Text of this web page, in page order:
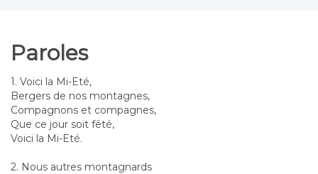
Paroles
1. Voici la Mi-Eté,
Bergers de nos montagnes,
Compagnons et compagnes,
Que ce jour soit fêté,
Voici la Mi-Eté.
2. Nous autres montagnards